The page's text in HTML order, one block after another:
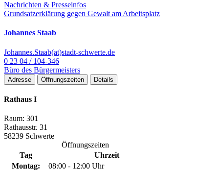
Nachrichten & Presseinfos
Grundsatzerklärung gegen Gewalt am Arbeitsplatz
Johannes Staab
Johannes.Staab(at)stadt-schwerte.de
0 23 04 / 104-346
Büro des Bürgermeisters
Adresse Öffnungszeiten Details
Rathaus I
Raum: 301
Rathausstr. 31
58239 Schwerte
Öffnungszeiten
Tag
Uhrzeit
Montag:
08:00 - 12:00 Uhr